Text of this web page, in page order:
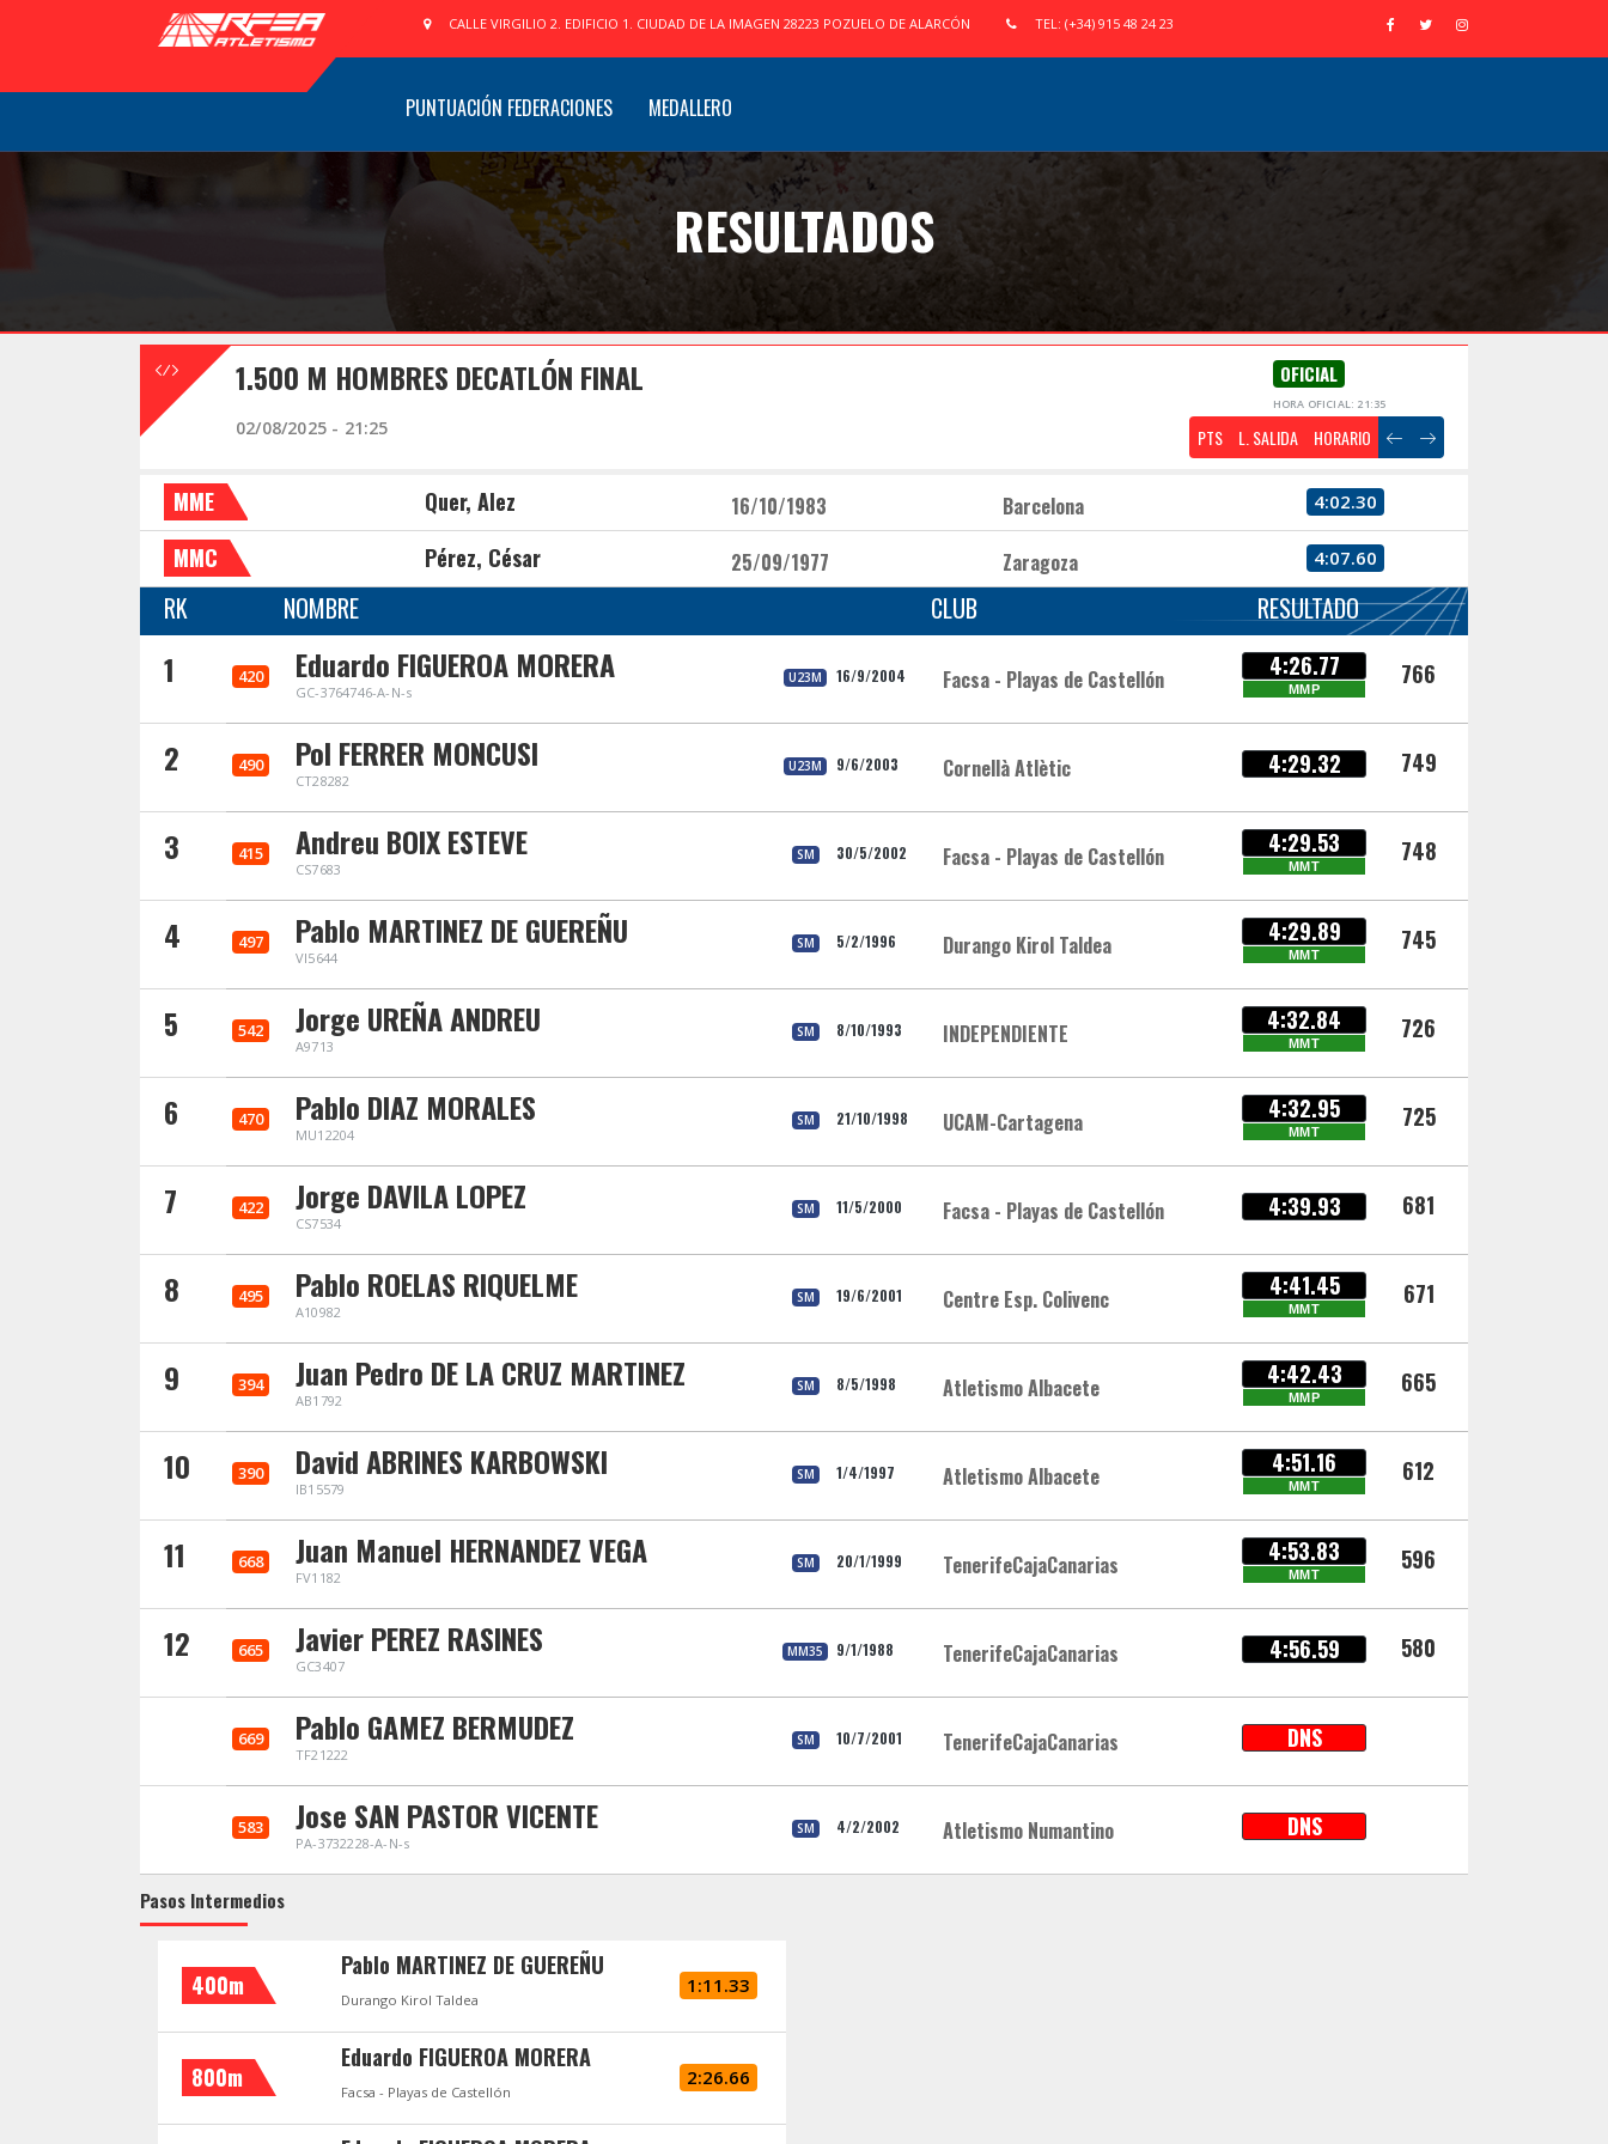
CALLE VIRGILIO 2. EDIFICIO 1. CIUDAD DE LA IMAGEN 28223 POZUELO DE ALARCÓN TEL: (+34) 915 48 24 23
PUNTUACIÓN FEDERACIONES MEDALLERO
RESULTADOS
1.500 M HOMBRES DECATLÓN FINAL OFICIAL
HORA OFICIAL: 21:35
02/08/2025 - 21:25 PTS L. SALIDA HORARIO
MME Quer, Alez 16/10/1983 Barcelona 4:02.30
MMC Pérez, César 25/09/1977 Zaragoza 4:07.60
RK NOMBRE CLUB RESULTADO
1 420 Eduardo FIGUEROA MORERA
GC-3764746-A-N-s
U23M 16/9/2004 Facsa - Playas de Castellón 4:26.77
MMP 766
2 490 Pol FERRER MONCUSI
CT28282
U23M 9/6/2003 Cornellà Atlètic 4:29.32 749
3 415 Andreu BOIX ESTEVE
CS7683
SM 30/5/2002 Facsa - Playas de Castellón 4:29.53
MMT 748
4 497 Pablo MARTINEZ DE GUEREÑU
VI5644
SM 5/2/1996 Durango Kirol Taldea 4:29.89
MMT 745
5 542 Jorge UREÑA ANDREU
A9713
SM 8/10/1993 INDEPENDIENTE 4:32.84
MMT 726
6 470 Pablo DIAZ MORALES
MU12204
SM 21/10/1998 UCAM-Cartagena 4:32.95
MMT 725
7 422 Jorge DAVILA LOPEZ
CS7534
SM 11/5/2000 Facsa - Playas de Castellón 4:39.93 681
8 495 Pablo ROELAS RIQUELME
A10982
SM 19/6/2001 Centre Esp. Colivenc 4:41.45
MMT 671
9 394 Juan Pedro DE LA CRUZ MARTINEZ
AB1792
SM 8/5/1998 Atletismo Albacete 4:42.43
MMP 665
10 390 David ABRINES KARBOWSKI
IB15579
SM 1/4/1997 Atletismo Albacete 4:51.16
MMT 612
11 668 Juan Manuel HERNANDEZ VEGA
FV1182
SM 20/1/1999 TenerifeCajaCanarias 4:53.83
MMT 596
12 665 Javier PEREZ RASINES
GC3407
MM35 9/1/1988 TenerifeCajaCanarias 4:56.59 580
669 Pablo GAMEZ BERMUDEZ
TF21222
SM 10/7/2001 TenerifeCajaCanarias DNS
583 Jose SAN PASTOR VICENTE
PA-3732228-A-N-s
SM 4/2/2002 Atletismo Numantino DNS
Pasos Intermedios
400m
Pablo MARTINEZ DE GUEREÑU
Durango Kirol Taldea
1:11.33
800m
Eduardo FIGUEROA MORERA
Facsa - Playas de Castellón
2:26.66